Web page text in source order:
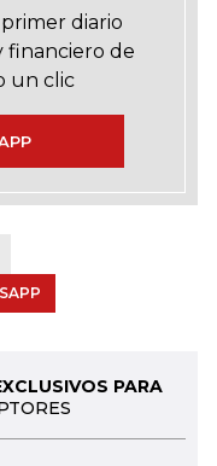
diario
financiero de
un clic
PARA